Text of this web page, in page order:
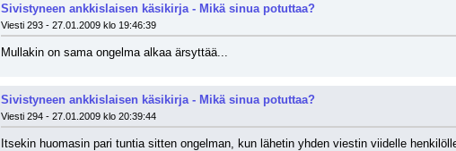
Sivistyneen ankkislaisen käsikirja - Mikä sinua potuttaa?
Viesti 293 - 27.01.2009 klo 19:46:39
Mullakin on sama ongelma alkaa ärsyttää...
Sivistyneen ankkislaisen käsikirja - Mikä sinua potuttaa?
Viesti 294 - 27.01.2009 klo 20:39:44
Itsekin huomasin pari tuntia sitten ongelman, kun lähetin yhden viestin viidelle